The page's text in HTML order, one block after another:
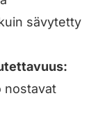
sävytetty
nostavat